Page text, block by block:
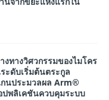
ทางวิศวกรรมของไมโคร
ะดับเริ่มต้นตระกูล
นประมวลผล Arm®
พลิเคชันควบคุมระบบ